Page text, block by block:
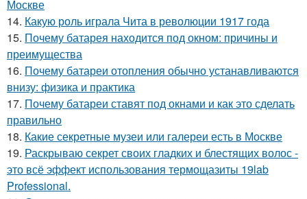
Москве
14. Какую роль играла Чита в революции 1917 года
15. Почему батарея находится под окном: причины и
преимущества
16. Почему батареи отопления обычно устанавливаются
внизу: физика и практика
17. Почему батареи ставят под окнами и как это сделать
правильно
18. Какие секретные музеи или галереи есть в Москве
19. Раскрываю секрет своих гладких и блестящих волос -
это всё эффект использования термощазиты 19lab
Professional.